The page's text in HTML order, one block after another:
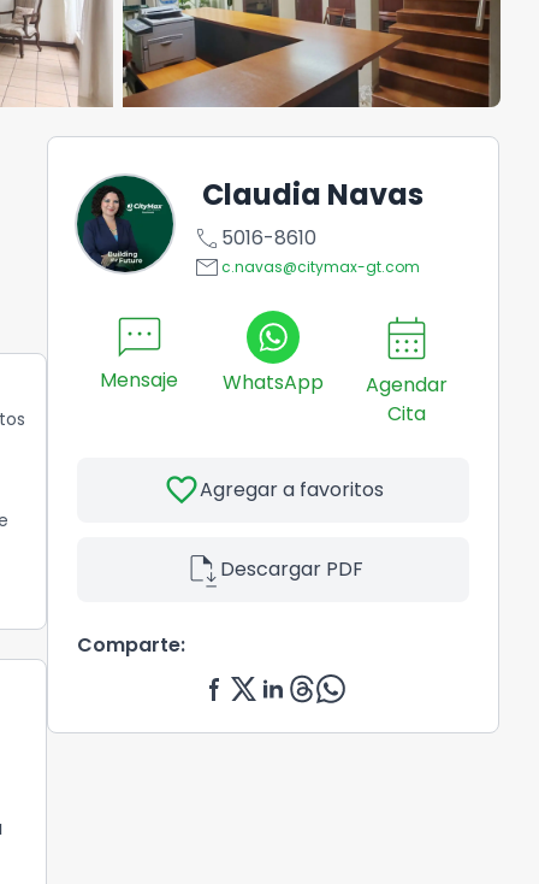
Claudia Navas
call 5016-8610
emailc.navas@citymax-gt.com
sms
Mensaje WhatsApp
calendar_month
Agendar
Cita
favoriteAgregar a favoritos
file_saveDescargar PDF
Comparte: